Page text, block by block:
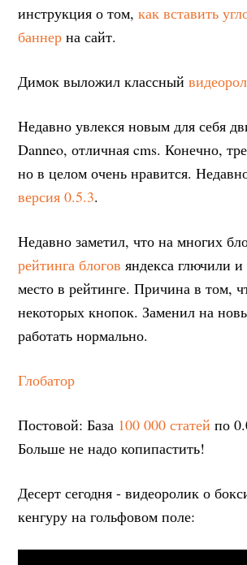
инструкция о том,как вставить
баннер на сайт.
Димок выложил классный
Недавно увлекся новым для себя
Danneo, отличная cms. Конечно,
но в целом очень нравится.
версия 0.5.3.
Недавно заметил, что на многих
рейтинга блогов яндекса глючили
место в рейтинге. Причина в том,
некоторых кнопок. Заменил на
работать нормально.
Глобатор
Постовой: База 100 000 статей по
Больше не надо копипастить!
Десерт сегодня - видеоролик о
кенгуру на гольфовом поле: